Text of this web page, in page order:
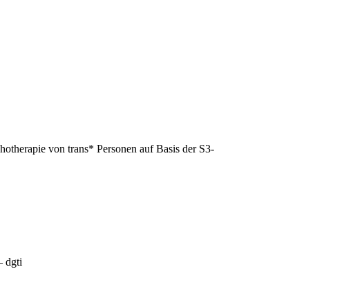
von trans* Personen auf Basis der S3-
dgti